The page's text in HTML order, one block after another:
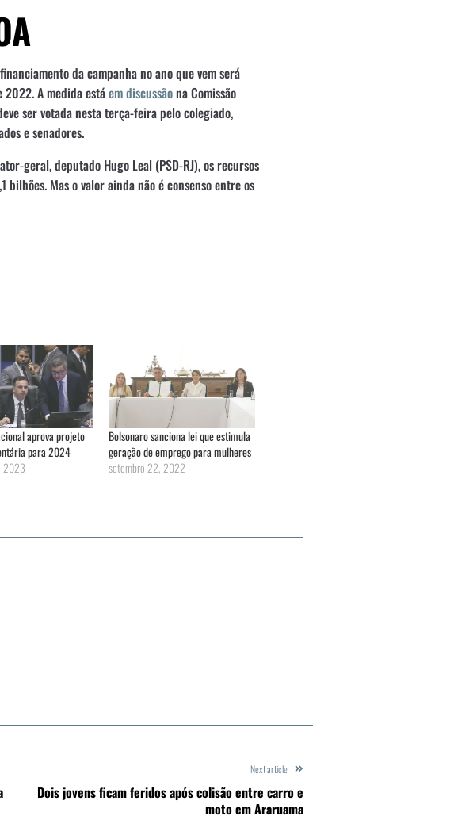
da campanha no ano que vem será
A medida estáem discussãona Comissão
ser votada nesta terça-feira pelo colegiado,
e senadores.
geral, deputado Hugo Leal (PSD-RJ), os recursos
bilhões. Mas o valor ainda não é consenso entre os
aprova projeto
para 2024
2023
Bolsonaro sanciona lei que estimula
geração de emprego para mulheres
setembro 22, 2022
Next article
Dois jovens ficam feridos após colisão entre carro e
moto em Araruama